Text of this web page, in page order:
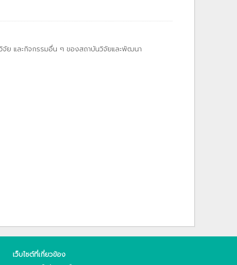
จัย และกิจกรรมอื่น ๆ ของสถาบันวิจัยและพัฒนา
เว็บไซต์ที่เกี่ยวข้อง